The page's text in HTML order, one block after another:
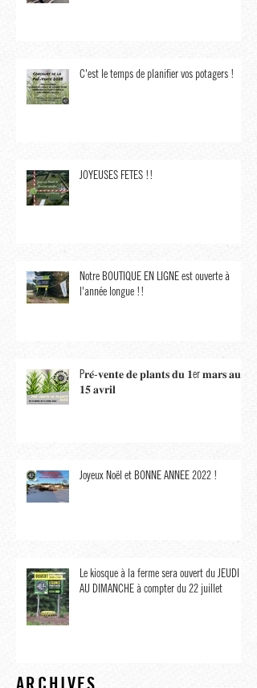
C'est le temps de planifier vos potagers !
JOYEUSES FÊTES !!
Notre BOUTIQUE EN LIGNE est ouverte à
l'année longue !!
P𝐫𝐞́-𝐯𝐞𝐧𝐭𝐞 𝐝𝐞 𝐩𝐥𝐚𝐧𝐭𝐬 𝐝𝐮 𝟏er 𝐦𝐚𝐫𝐬 𝐚𝐮
𝟏𝟓 𝐚𝐯𝐫𝐢𝐥
Joyeux Noël et BONNE ANNÉE 2022 !
Le kiosque à la ferme sera ouvert du JEUDI
AU DIMANCHE à compter du 22 juillet